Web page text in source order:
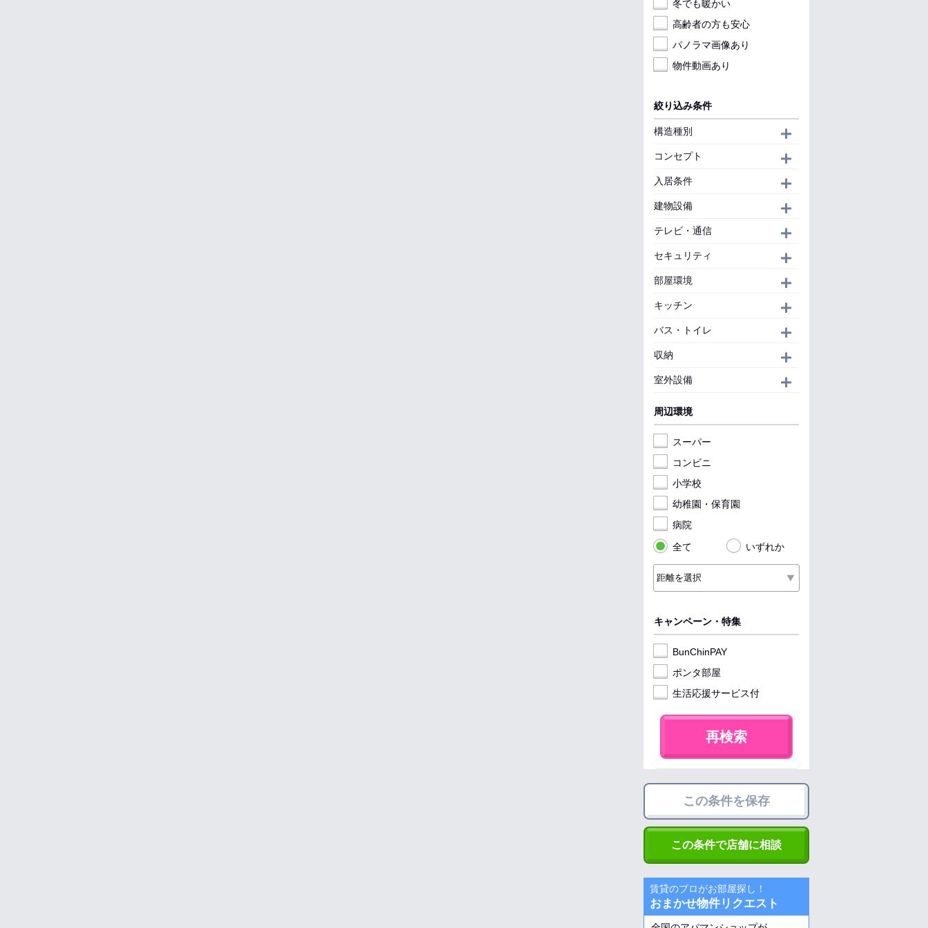
冬でも暖かい
高齢者の方も安心
パノラマ画像あり
物件動画あり
絞り込み条件
構造種別
コンセプト
入居条件
建物設備
テレビ・通信
セキュリティ
部屋環境
キッチン
バス・トイレ
収納
室外設備
周辺環境
スーパー
コンビニ
小学校
幼稚園・保育園
病院
全て
いずれか
キャンペーン・特集
BunChinPAY
ポンタ部屋
生活応援サービス付
再検索
この条件を保存
この条件で店舗に相談
賃貸のプロがお部屋探し！
おまかせ物件リクエスト